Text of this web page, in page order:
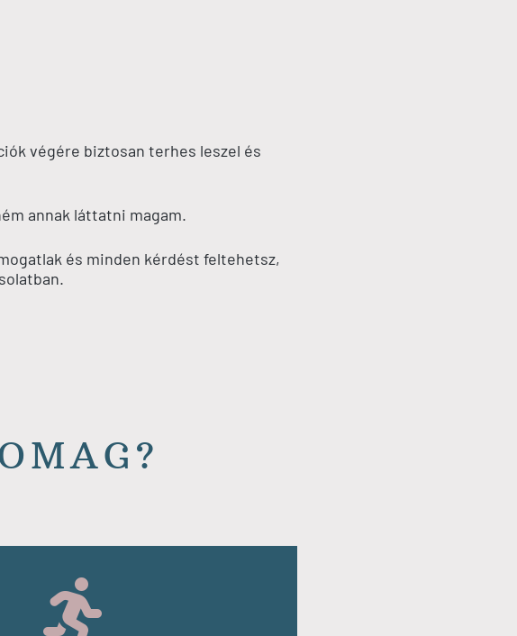
végére biztosan terhes leszel és
annak láttatni magam.
és minden kérdést feltehetsz,